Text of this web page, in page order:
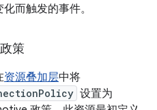
而触发的事件。
策
资源叠加层中将
设置为